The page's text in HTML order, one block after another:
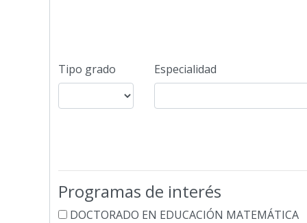
Tipo grado Especialidad
Programas de interés
DOCTORADO EN EDUCACIÓN MATEMÁTICA